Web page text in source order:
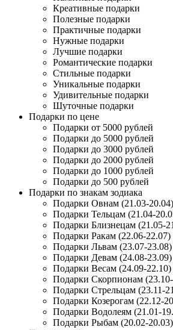
Креативные подарки
Полезные подарки
Практичные подарки
Нужные подарки
Лучшие подарки
Романтические подарки
Стильные подарки
Уникальные подарки
Удивительные подарки
Шуточные подарки
Подарки по цене
Подарки от 5000 рублей
Подарки до 5000 рублей
Подарки до 3000 рублей
Подарки до 2000 рублей
Подарки до 1000 рублей
Подарки до 500 рублей
Подарки по знакам зодиака
Подарки Овнам (21.03-20.04)
Подарки Тельцам (21.04-
Подарки Близнецам (21.05-
Подарки Ракам (22.06-22.07)
Подарки Львам (23.07-23.08)
Подарки Девам (24.08-23.09)
Подарки Весам (24.09-22.10)
Подарки Скорпионам
Подарки Стрельцам (23.11-
Подарки Козерогам (22.12-
Подарки Водолеям (21.01-
Подарки Рыбам (20.02-20.03)